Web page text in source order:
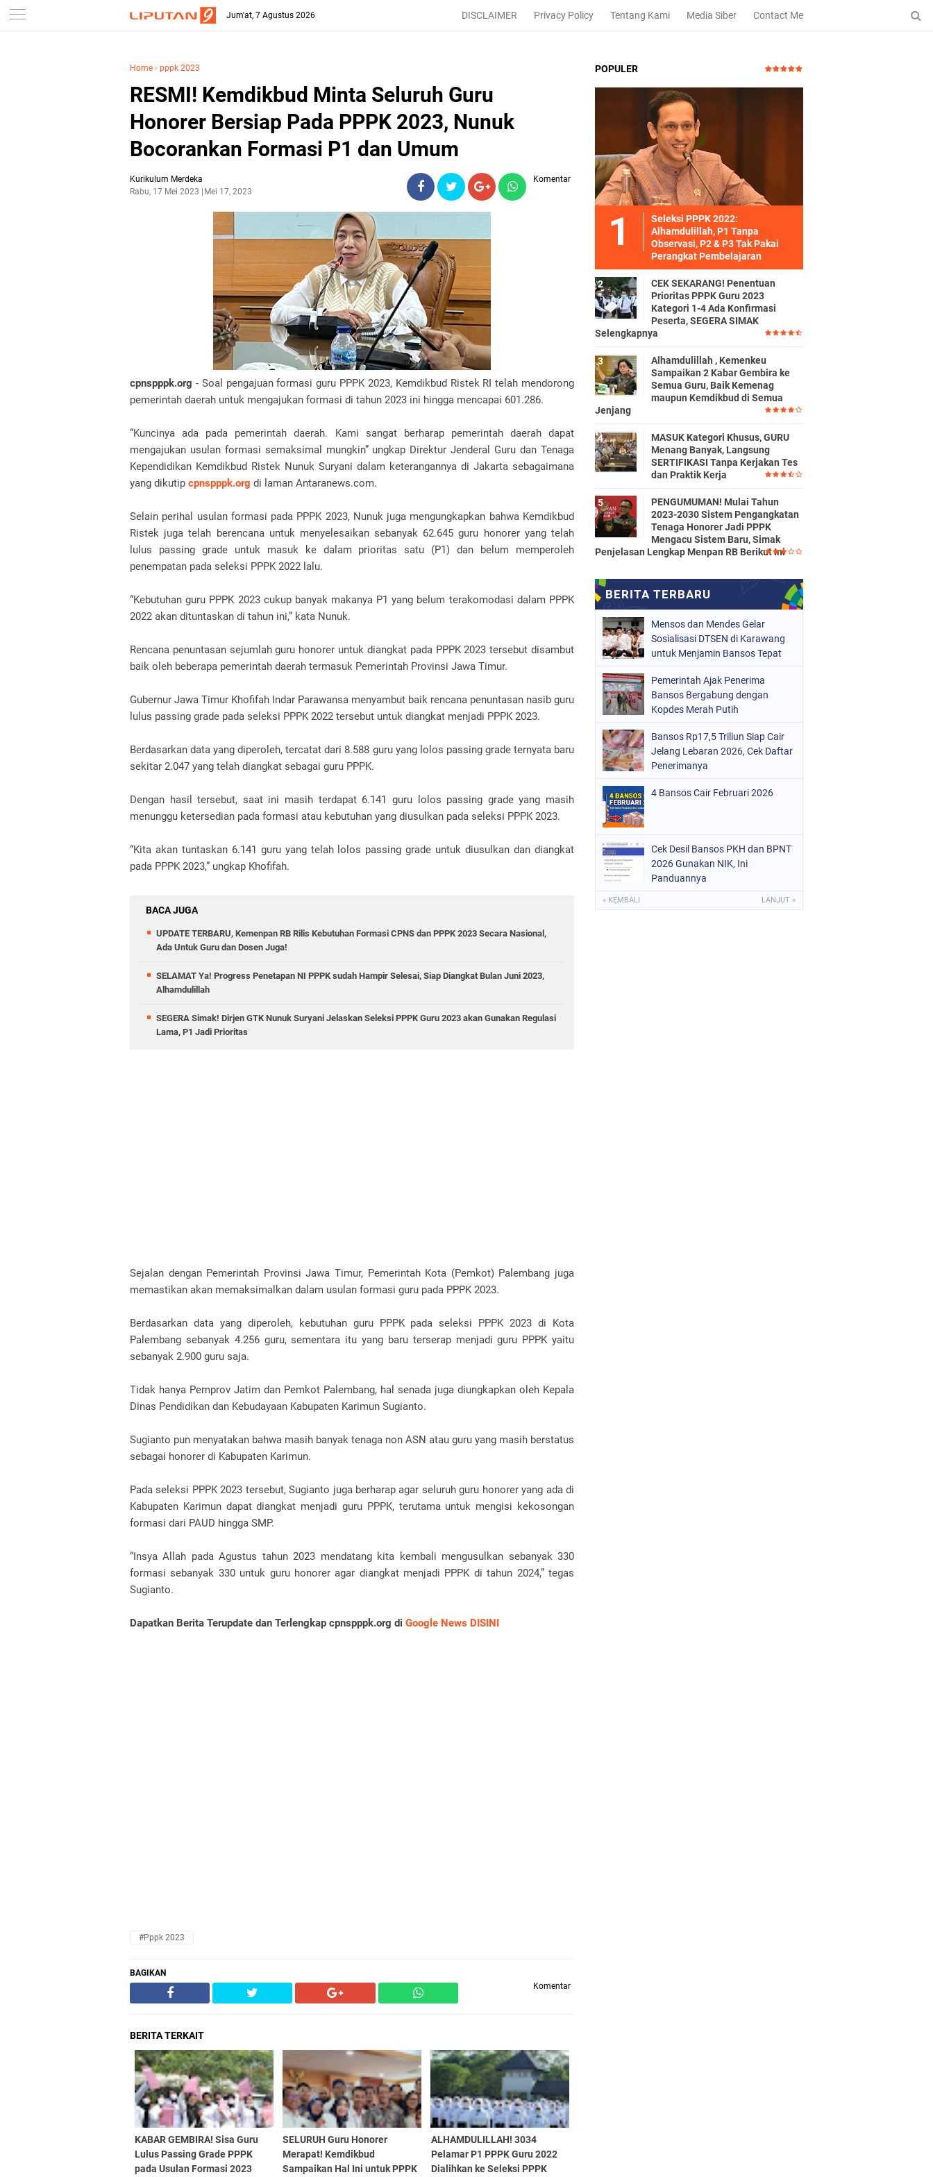
-->
Jum'at, 7 Agustus 2026 DISCLAIMER Privacy Policy Tentang Kami Media Siber Contact Me
Home › pppk 2023
RESMI! Kemdikbud Minta Seluruh Guru
Honorer Bersiap Pada PPPK 2023, Nunuk
Bocorankan Formasi P1 dan Umum
Kurikulum Merdeka
Rabu, 17 Mei 2023
Mei 17, 2023
Komentar
cpnspppk.org - Soal pengajuan formasi guru PPPK 2023, Kemdikbud Ristek RI telah mendorong
pemerintah daerah untuk mengajukan formasi di tahun 2023 ini hingga mencapai 601.286.
“Kuncinya ada pada pemerintah daerah. Kami sangat berharap pemerintah daerah dapat
mengajukan usulan formasi semaksimal mungkin” ungkap Direktur Jenderal Guru dan Tenaga
Kependidikan Kemdikbud Ristek Nunuk Suryani dalam keterangannya di Jakarta sebagaimana
yang dikutip cpnspppk.org di laman Antaranews.com.
Selain perihal usulan formasi pada PPPK 2023, Nunuk juga mengungkapkan bahwa Kemdikbud
Ristek juga telah berencana untuk menyelesaikan sebanyak 62.645 guru honorer yang telah
lulus passing grade untuk masuk ke dalam prioritas satu (P1) dan belum memperoleh
penempatan pada seleksi PPPK 2022 lalu.
“Kebutuhan guru PPPK 2023 cukup banyak makanya P1 yang belum terakomodasi dalam PPPK
2022 akan dituntaskan di tahun ini,” kata Nunuk.
Rencana penuntasan sejumlah guru honorer untuk diangkat pada PPPK 2023 tersebut disambut
baik oleh beberapa pemerintah daerah termasuk Pemerintah Provinsi Jawa Timur.
Gubernur Jawa Timur Khofifah Indar Parawansa menyambut baik rencana penuntasan nasib guru
lulus passing grade pada seleksi PPPK 2022 tersebut untuk diangkat menjadi PPPK 2023.
Berdasarkan data yang diperoleh, tercatat dari 8.588 guru yang lolos passing grade ternyata baru
sekitar 2.047 yang telah diangkat sebagai guru PPPK.
Dengan hasil tersebut, saat ini masih terdapat 6.141 guru lolos passing grade yang masih
menunggu ketersedian pada formasi atau kebutuhan yang diusulkan pada seleksi PPPK 2023.
“Kita akan tuntaskan 6.141 guru yang telah lolos passing grade untuk diusulkan dan diangkat
pada PPPK 2023,” ungkap Khofifah.
BACA JUGA
UPDATE TERBARU, Kemenpan RB Rilis Kebutuhan Formasi CPNS dan PPPK 2023 Secara Nasional,
Ada Untuk Guru dan Dosen Juga!
SELAMAT Ya! Progress Penetapan NI PPPK sudah Hampir Selesai, Siap Diangkat Bulan Juni 2023,
Alhamdulillah
SEGERA Simak! Dirjen GTK Nunuk Suryani Jelaskan Seleksi PPPK Guru 2023 akan Gunakan Regulasi
Lama, P1 Jadi Prioritas
Sejalan dengan Pemerintah Provinsi Jawa Timur, Pemerintah Kota (Pemkot) Palembang juga
memastikan akan memaksimalkan dalam usulan formasi guru pada PPPK 2023.
Berdasarkan data yang diperoleh, kebutuhan guru PPPK pada seleksi PPPK 2023 di Kota
Palembang sebanyak 4.256 guru, sementara itu yang baru terserap menjadi guru PPPK yaitu
sebanyak 2.900 guru saja.
Tidak hanya Pemprov Jatim dan Pemkot Palembang, hal senada juga diungkapkan oleh Kepala
Dinas Pendidikan dan Kebudayaan Kabupaten Karimun Sugianto.
Sugianto pun menyatakan bahwa masih banyak tenaga non ASN atau guru yang masih berstatus
sebagai honorer di Kabupaten Karimun.
Pada seleksi PPPK 2023 tersebut, Sugianto juga berharap agar seluruh guru honorer yang ada di
Kabupaten Karimun dapat diangkat menjadi guru PPPK, terutama untuk mengisi kekosongan
formasi dari PAUD hingga SMP.
“Insya Allah pada Agustus tahun 2023 mendatang kita kembali mengusulkan sebanyak 330
formasi sebanyak 330 untuk guru honorer agar diangkat menjadi PPPK di tahun 2024,” tegas
Sugianto.
Dapatkan Berita Terupdate dan Terlengkap cpnspppk.org di Google News DISINI
#pppk 2023
BAGIKAN
Komentar
BERITA TERKAIT
KABAR GEMBIRA! Sisa Guru
Lulus Passing Grade PPPK
pada Usulan Formasi 2023
SELURUH Guru Honorer
Merapat! Kemdikbud
Sampaikan Hal Ini untuk PPPK
ALHAMDULILLAH! 3034
Pelamar P1 PPPK Guru 2022
Dialihkan ke Seleksi PPPK
POPULER
Seleksi PPPK 2022:
Alhamdulillah, P1 Tanpa
Observasi, P2 & P3 Tak Pakai
Perangkat Pembelajaran
CEK SEKARANG! Penentuan
Prioritas PPPK Guru 2023
Kategori 1-4 Ada Konfirmasi
Peserta, SEGERA SIMAK
Selengkapnya
Alhamdulillah , Kemenkeu
Sampaikan 2 Kabar Gembira ke
Semua Guru, Baik Kemenag
maupun Kemdikbud di Semua
Jenjang
MASUK Kategori Khusus, GURU
Menang Banyak, Langsung
SERTIFIKASI Tanpa Kerjakan Tes
dan Praktik Kerja
PENGUMUMAN! Mulai Tahun
2023-2030 Sistem Pengangkatan
Tenaga Honorer Jadi PPPK
Mengacu Sistem Baru, Simak
Penjelasan Lengkap Menpan RB Berikut Ini
Mensos dan Mendes Gelar
Sosialisasi DTSEN di Karawang
untuk Menjamin Bansos Tepat
Pemerintah Ajak Penerima
Bansos Bergabung dengan
Kopdes Merah Putih
Bansos Rp17,5 Triliun Siap Cair
Jelang Lebaran 2026, Cek Daftar
Penerimanya
4 Bansos Cair Februari 2026
Cek Desil Bansos PKH dan BPNT
2026 Gunakan NIK, Ini
Panduannya
« KEMBALI LANJUT »